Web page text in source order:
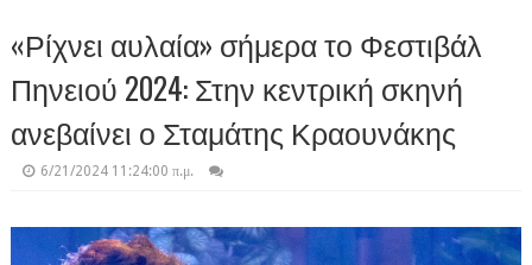
«Ρίχνει αυλαία» σήμερα το Φεστιβάλ
Πηνειού 2024: Στην κεντρική σκηνή
ανεβαίνει ο Σταμάτης Κραουνάκης
6/21/2024 11:24:00 π.μ.